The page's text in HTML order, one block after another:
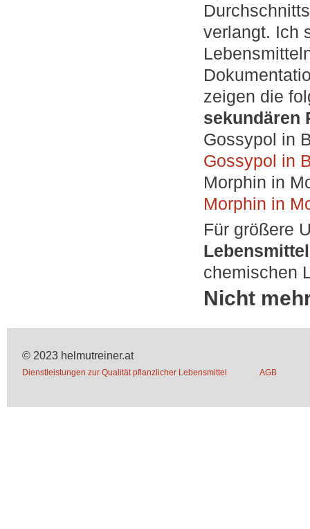
verlangt. Ich
zeigen die
sekundären
Gossypol in
Gossypol in
Morphin in
Morphin in
Für größere
chemischen
Nicht
© 2023 helmutreiner.at
Dienstleistungen zur Qualität pflanzlicher Lebensmittel AGB